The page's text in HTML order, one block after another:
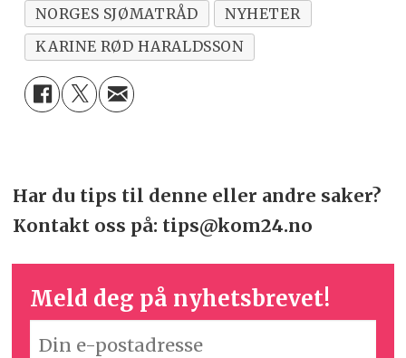
NORGES SJØMATRÅD
NYHETER
KARINE RØD HARALDSSON
Har du tips til denne eller andre saker?
Kontakt oss på: tips@kom24.no
Meld deg på nyhetsbrevet!